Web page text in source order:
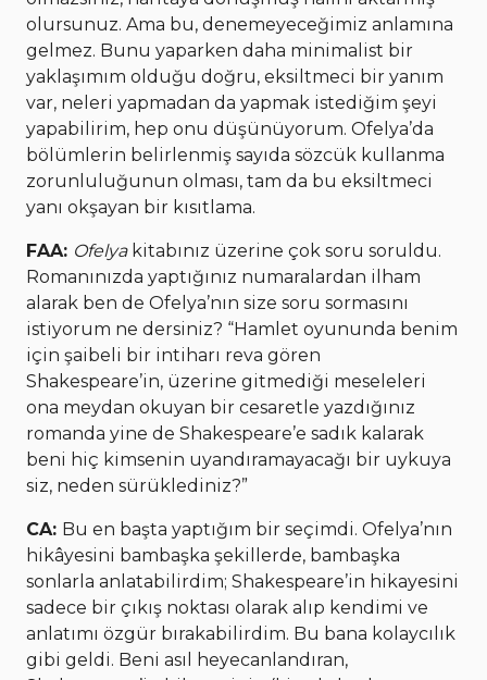
olursunuz. Ama bu, denemeyeceğimiz anlamına
gelmez. Bunu yaparken daha minimalist bir
yaklaşımım olduğu doğru, eksiltmeci bir yanım
var, neleri yapmadan da yapmak istediğim şeyi
yapabilirim, hep onu düşünüyorum. Ofelya’da
bölümlerin belirlenmiş sayıda sözcük kullanma
zorunluluğunun olması, tam da bu eksiltmeci
yanı okşayan bir kısıtlama.
FAA: Ofelya kitabınız üzerine çok soru soruldu.
Romanınızda yaptığınız numaralardan ilham
alarak ben de Ofelya’nın size soru sormasını
istiyorum ne dersiniz? “Hamlet oyununda benim
için şaibeli bir intiharı reva gören
Shakespeare’in, üzerine gitmediği meseleleri
ona meydan okuyan bir cesaretle yazdığınız
romanda yine de Shakespeare’e sadık kalarak
beni hiç kimsenin uyandıramayacağı bir uykuya
siz, neden sürüklediniz?”
CA: Bu en başta yaptığım bir seçimdi. Ofelya’nın
hikâyesini bambaşka şekillerde, bambaşka
sonlarla anlatabilirdim; Shakespeare’in hikayesini
sadece bir çıkış noktası olarak alıp kendimi ve
anlatımı özgür bırakabilirdim. Bu bana kolaycılık
gibi geldi. Beni asıl heyecanlandıran,